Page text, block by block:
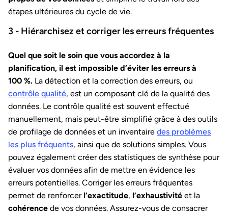
étapes ultérieures du cycle de vie.
3 - Hiérarchisez et corriger les erreurs fréquentes
Quel que soit le soin que vous accordez à la
planification, il est impossible d’éviter les erreurs à
100 %. La détection et la correction des erreurs, ou
contrôle qualité, est un composant clé de la qualité des
données. Le contrôle qualité est souvent effectué
manuellement, mais peut-être simplifié grâce à des outils
de profilage de données et un inventaire des problèmes
les plus fréquents, ainsi que de solutions simples. Vous
pouvez également créer des statistiques de synthèse pour
évaluer vos données afin de mettre en évidence les
erreurs potentielles. Corriger les erreurs fréquentes
permet de renforcerl’exactitude, l’exhaustivité et la
cohérence de vos données. Assurez-vous de consacrer